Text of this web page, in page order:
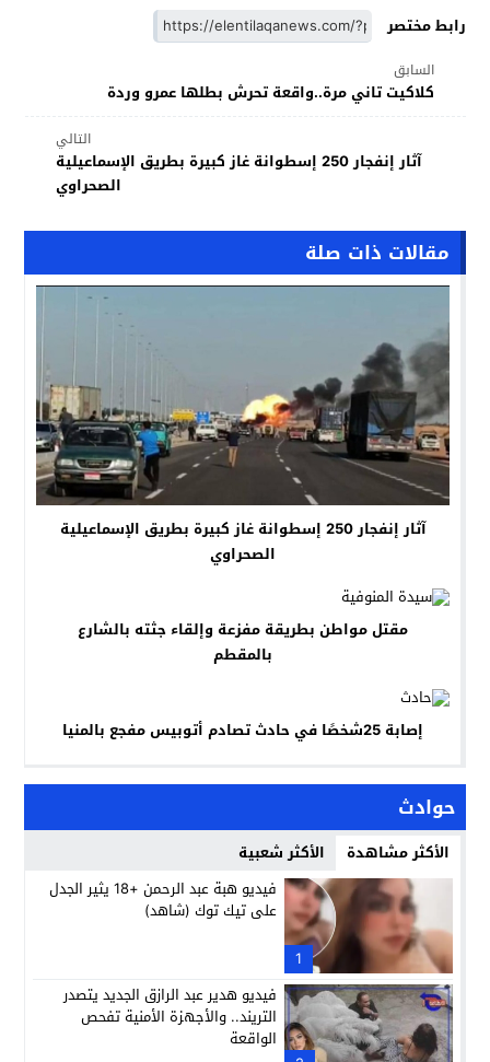
رابط مختصر
السابق
كلاكيت تاني مرة..واقعة تحرش بطلها عمرو وردة
التالي
آثار إنفجار 250 إسطوانة غاز كبيرة بطريق الإسماعيلية
الصحراوي
مقالات ذات صلة
آثار إنفجار 250 إسطوانة غاز كبيرة بطريق الإسماعيلية
الصحراوي
مقتل مواطن بطريقة مفزعة وإلقاء جثته بالشارع
بالمقطم
إصابة 25شخصًا في حادث تصادم أتوبيس مفجع بالمنيا
حوادث
الأكثر مشاهدة الأكثر شعبية
1
فيديو هبة عبد الرحمن +18 يثير الجدل
على تيك توك (شاهد)
فيديو هدير عبد الرازق الجديد يتصدر
التريند.. والأجهزة الأمنية تفحص
الواقعة